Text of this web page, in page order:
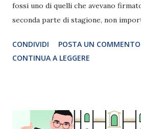
fossi uno di quelli che avevano
seconda parte di stagione, non
applaudire o criticare i tuoi amici e
di una cosa su tutte…rappresentavano
CONDIVIDI
POSTA UN COMMENTO
CONTINUA A LEGGERE